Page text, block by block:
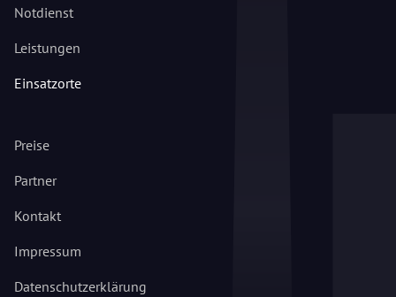
Notdienst
Leistungen
Einsatzorte
Preise
Partner
Kontakt
Impressum
Datenschutzerklärung